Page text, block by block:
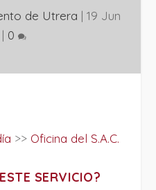
de Utrera | 19 Jun
| 0
>> Oficina del S.A.C.
SERVICIO?